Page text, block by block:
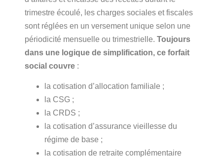
trimestre écoulé, les charges sociales et fiscales
sont réglées en un versement unique selon une
périodicité mensuelle ou trimestrielle. Toujours
dans une logique de simplification, ce forfait
social couvre :
la cotisation d’allocation familiale ;
la CSG ;
la CRDS ;
la cotisation d’assurance vieillesse du
régime de base ;
la cotisation de retraite complémentaire